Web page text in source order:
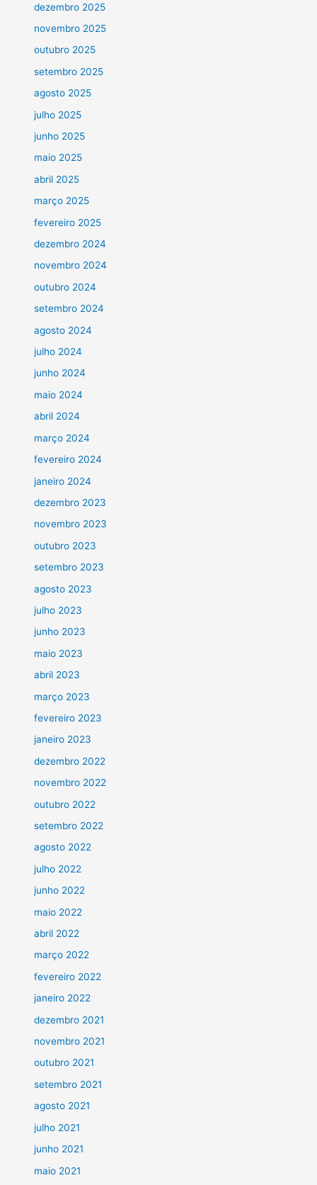
dezembro 2025
novembro 2025
outubro 2025
setembro 2025
agosto 2025
julho 2025
junho 2025
maio 2025
abril 2025
março 2025
fevereiro 2025
dezembro 2024
novembro 2024
outubro 2024
setembro 2024
agosto 2024
julho 2024
junho 2024
maio 2024
abril 2024
março 2024
fevereiro 2024
janeiro 2024
dezembro 2023
novembro 2023
outubro 2023
setembro 2023
agosto 2023
julho 2023
junho 2023
maio 2023
abril 2023
março 2023
fevereiro 2023
janeiro 2023
dezembro 2022
novembro 2022
outubro 2022
setembro 2022
agosto 2022
julho 2022
junho 2022
maio 2022
abril 2022
março 2022
fevereiro 2022
janeiro 2022
dezembro 2021
novembro 2021
outubro 2021
setembro 2021
agosto 2021
julho 2021
junho 2021
maio 2021